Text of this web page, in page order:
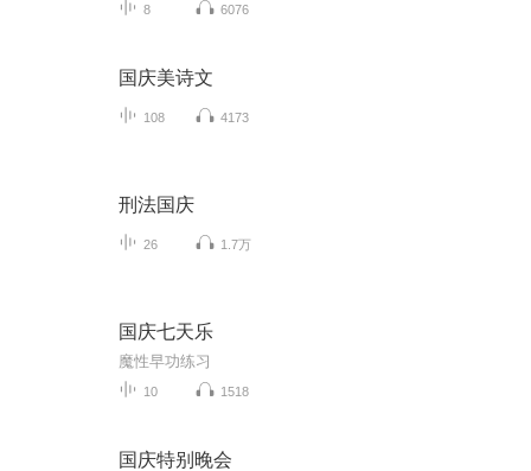
8 6076
国庆美诗文
108 4173
刑法国庆
26 1.7万
国庆七天乐
魔性早功练习
10 1518
国庆特别晚会